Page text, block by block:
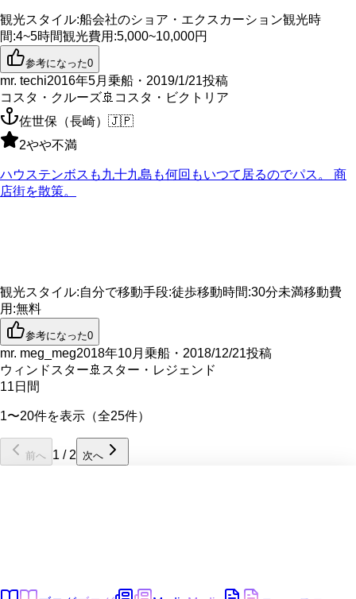
観光スタイル:船会社のショア・エクスカーション観光時
間:4~5時間観光費用 :5,000~10,000円
参考になった0
mr. techi2016年5月乗船・2019/1/21投稿
コスタ・クルーズ🚢 コスタ・ビクトリア
佐世保（長崎） 🇯🇵
2やや不満
ハウステンボスも九十九島も何回もいつて居るのでパス。 商
店街を散策。
観光スタイル:自分で移動手段:徒歩移動時間:30分未満移動費
用 :無料
参考になった0
mr. meg_meg2018年10月乗船・2018/12/21投稿
ウィンドスター 🚢 スター・レジェンド
11 日間
1〜20件を表示（全25件）
前へ 1 / 2 次へ